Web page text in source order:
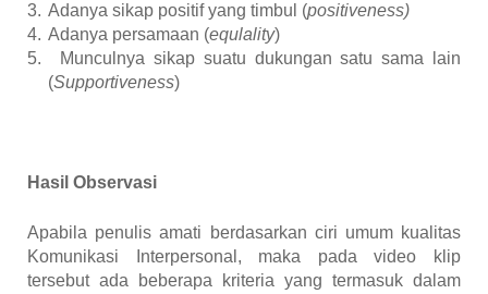
3. Adanya sikap positif yang timbul (positiveness)
4. Adanya persamaan (equlality)
5.
Munculnya sikap suatu dukungan satu sama lain
(Supportiveness)
Hasil Observasi
Apabila penulis amati berdasarkan ciri umum kualitas
Komunikasi Interpersonal, maka pada video klip
tersebut ada beberapa kriteria yang termasuk dalam